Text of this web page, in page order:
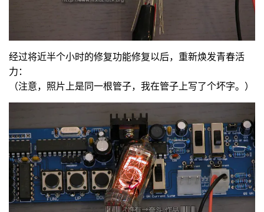
经过将近半个小时的修复功能修复以后，重新焕发青春活
力：
（注意，照片上是同一根管子，我在管子上写了个坏字。）